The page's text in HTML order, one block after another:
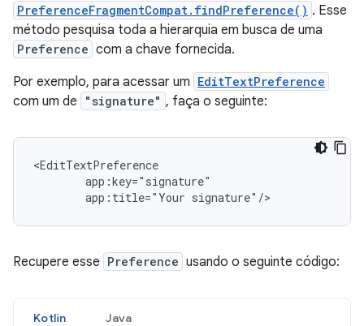
PreferenceFragmentCompat.findPreference() . Esse
método pesquisa toda a hierarquia em busca de uma
Preference com a chave fornecida.
Por exemplo, para acessar um EditTextPreference
com um de "signature" , faça o seguinte:
app:title="Your signature"/>
Recupere esse Preference usando o seguinte código:
Kotlin Java